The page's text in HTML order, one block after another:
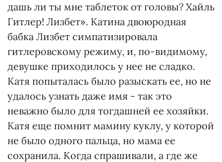
дашь ли ты мне таблеток от головы? Хайль
Гитлер! Лизбет». Катина двоюродная
бабка Лизбет симпатизировала
гитлеровскому режиму, и, по-видимому,
девушке приходилось у нее не сладко.
Катя попыталась было разыскать ее, но не
удалось узнать даже имя - так это
неважно было для тогдашней ее хозяйки.
Катя еще помнит мамину куклу, у которой
не было одного пальца, но мама ее
сохранила. Когда спрашивали, а где же